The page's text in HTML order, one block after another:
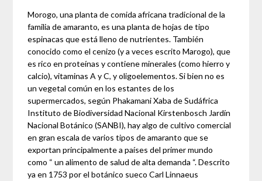
Morogo, una planta de comida africana tradicional de la
familia de amaranto, es una planta de hojas de tipo
espinacas que está lleno de nutrientes. También
conocido como el cenizo (y a veces escrito Marogo), que
es rico en proteínas y contiene minerales (como hierro y
calcio), vitaminas A y C, y oligoelementos. Si bien no es
un vegetal común en los estantes de los
supermercados, según Phakamani Xaba de Sudáfrica
Instituto de Biodiversidad Nacional Kirstenbosch Jardín
Nacional Botánico (SANBI), hay algo de cultivo comercial
en gran escala de varios tipos de amaranto que se
exportan principalmente a países del primer mundo
como “ un alimento de salud de alta demanda “. Descrito
ya en 1753 por el botánico sueco Carl Linnaeus